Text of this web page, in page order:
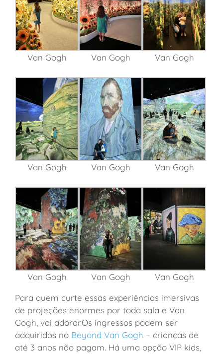
Van Gogh Van Gogh Van Gogh
Van Gogh Van Gogh Van Gogh
Van Gogh Van Gogh
Van Gogh
Para quem curte essas experiências imersivas
de projeções enormes por toda sala e Van
Gogh, vai adorar.Os ingressos podem ser
adquiridos no Beyond Van Gogh – crianças de
até 3 anos não pagam. Há uma opção VIP kids,